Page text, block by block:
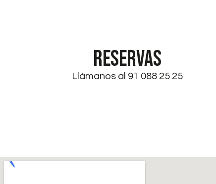
RESERVAS
Llámanos al 91 088 25 25